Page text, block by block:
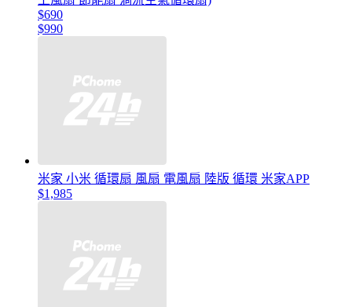
$690
$990
米家 小米 循環扇 風扇 電風扇 陸版 循環 米家APP
$1,985